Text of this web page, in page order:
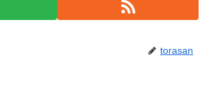
torasan